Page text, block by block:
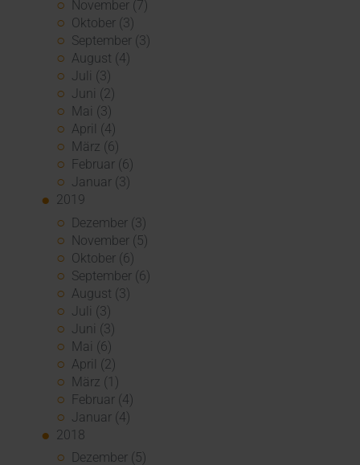
November (7)
Oktober (3)
September (3)
August (4)
Juli (3)
Juni (2)
Mai (3)
April (4)
März (6)
Februar (6)
Januar (3)
2019
Dezember (3)
November (5)
Oktober (6)
September (6)
August (3)
Juli (3)
Juni (3)
Mai (6)
April (2)
März (1)
Februar (4)
Januar (4)
2018
Dezember (5)